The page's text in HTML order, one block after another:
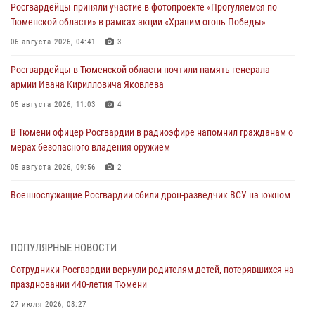
Росгвардейцы приняли участие в фотопроекте «Прогуляемся по
Тюменской области» в рамках акции «Храним огонь Победы»
06 августа 2026, 04:41 3
Росгвардейцы в Тюменской области почтили память генерала
армии Ивана Кирилловича Яковлева
05 августа 2026, 11:03 4
В Тюмени офицер Росгвардии в радиоэфире напомнил гражданам о
мерах безопасного владения оружием
05 августа 2026, 09:56 2
Военнослужащие Росгвардии сбили дрон-разведчик ВСУ на южном
масштабных спортивных событий на Урале
05 августа 2026, 05:22
ПОПУЛЯРНЫЕ НОВОСТИ
Сотрудники Росгвардии вернули родителям детей, потерявшихся на
праздновании 440-летия Тюмени
27 июля 2026, 08:27